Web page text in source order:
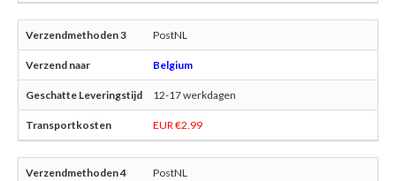
PostNL
Belgium
12-17 werkdagen
EUR €2.99
PostNL